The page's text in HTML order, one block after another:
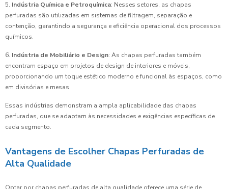
5. Indústria Química e Petroquímica: Nesses setores, as chapas
perfuradas são utilizadas em sistemas de filtragem, separação e
contenção, garantindo a segurança e eficiência operacional dos processos
químicos.
6. Indústria de Mobiliário e Design: As chapas perfuradas também
encontram espaço em projetos de design de interiores e móveis,
proporcionando um toque estético moderno e funcional às espaços, como
em divisórias e mesas.
Essas indústrias demonstram a ampla aplicabilidade das chapas
perfuradas, que se adaptam às necessidades e exigências específicas de
cada segmento.
Vantagens de Escolher Chapas Perfuradas de
Alta Qualidade